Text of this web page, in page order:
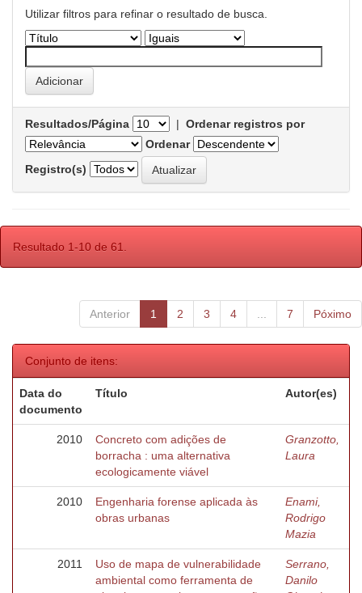
Utilizar filtros para refinar o resultado de busca.
Resultados/Página | Ordenar registros por
Ordenar
Registro(s)
Resultado 1-10 de 61.
Anterior 1 2 3 4 7 Póximo
Conjunto de itens:
Data do
documento
Título Autor(es)
2010
Concreto com adições de
borracha : uma alternativa
ecologicamente viável
Granzotto,
Laura
2010
Engenharia forense aplicada às
obras urbanas
Enami,
Rodrigo
Mazia
2011
Uso de mapa de vulnerabilidade
ambiental como ferramenta de
Serrano,
Danilo